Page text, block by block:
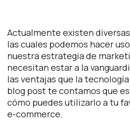
Actualmente existen
las cuales podemos hacer
nuestra estrategia de
necesitan estar a la
las ventajas que la
blog post te contamos que
cómo puedes utilizarlo a tu
e-commerce.